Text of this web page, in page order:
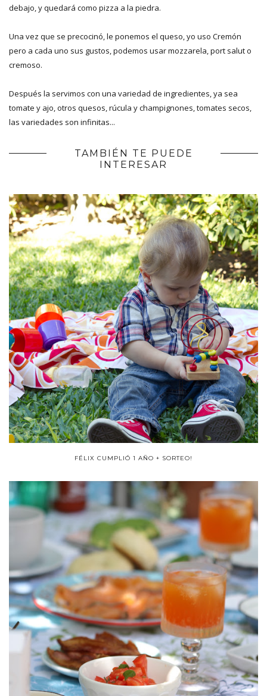
debajo, y quedará como pizza a la piedra.
Una vez que se precocinó, le ponemos el queso, yo uso Cremón
pero a cada uno sus gustos, podemos usar mozzarela, port salut o
cremoso.
Después la servimos con una variedad de ingredientes, ya sea
tomate y ajo, otros quesos, rúcula y champignones, tomates secos,
las variedades son infinitas...
TAMBIÉN TE PUEDE
INTERESAR
FÉLIX CUMPLIÓ 1 AÑO + SORTEO!